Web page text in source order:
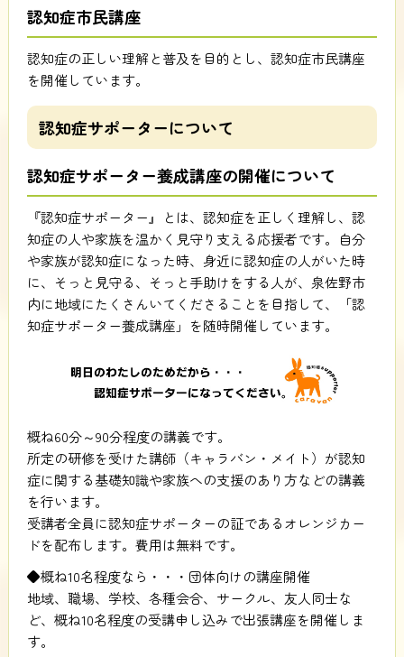
認知症市民講座
認知症の正しい理解と普及を目的とし、認知症市民講座
を開催しています。
認知症サポーターについて
認知症サポーター養成講座の開催について
『認知症サポーター』とは、認知症を正しく理解し、認
知症の人や家族を温かく見守り支える応援者です。自分
や家族が認知症になった時、身近に認知症の人がいた時
に、そっと見守る、そっと手助けをする人が、泉佐野市
内に地域にたくさんいてくださることを目指して、「認
知症サポーター養成講座」を随時開催しています。
概ね60分～90分程度の講義です。
所定の研修を受けた講師（キャラバン・メイト）が認知
症に関する基礎知識や家族への支援のあり方などの講義
を行います。
受講者全員に認知症サポーターの証であるオレンジカー
ドを配布します。費用は無料です。
◆概ね10名程度なら・・・団体向けの講座開催
地域、職場、学校、各種会合、サークル、友人同士な
ど、概ね10名程度の受講申し込みで出張講座を開催しま
す。